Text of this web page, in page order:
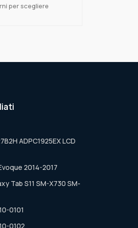
per scegliere
ADPC1925EX LCD
2014-2017
Tab S11 SM-X730 SM-
0101
0102